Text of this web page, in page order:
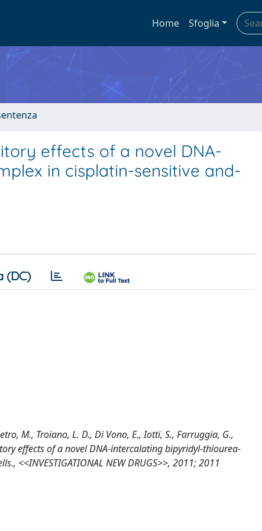
Home Sfoglia
effects of a novel DNA-
in cisplatin-sensitive and-
(DC)
M., Troiano, L. D., Di Vono, E., Iotti, S., Farruggia, G.,
effects of a novel DNA-intercalating bipyridyl-thiourea-
<<INVESTIGATIONAL NEW DRUGS>>, 2011; 2011